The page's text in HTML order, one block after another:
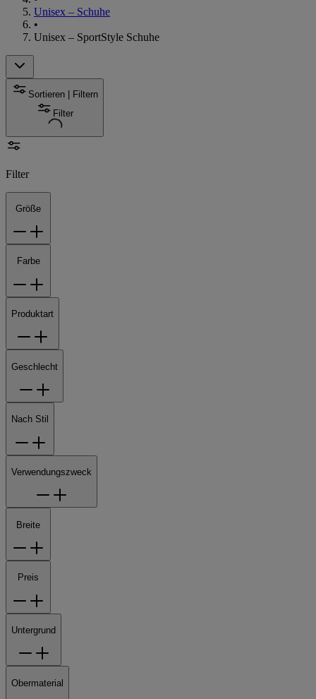
Unisex – Schuhe
•
Unisex – SportStyle Schuhe
Sortieren | Filtern
Filter
Filter
Größe
Farbe
Produktart
Geschlecht
Nach Stil
Verwendungszweck
Breite
Preis
Untergrund
Obermaterial